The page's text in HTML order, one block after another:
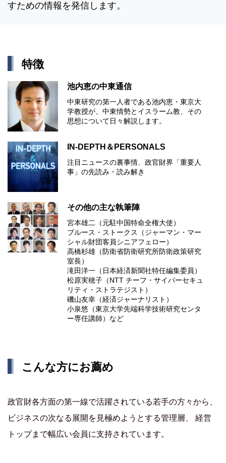
すための情報を発信します。
特徴
池内恵の中東通信
中東研究の第⼀⼈者である池内恵・東京⼤
学教授が、中東情勢とイスラーム教、その
思想について⽇々解説します。
IN-DEPTH＆PERSONALS
注目ニュースの裏事情、政官財界「重要人
事」の先読み・読み解き
その他の主な執筆陣
宮本雄二（元駐中国特命全権大使）
ブルース・ストークス（ジャーマン・マー
シャル財団客員シニアフェロー）
高橋杉雄（防衛省防衛研究所防衛政策研究
室長）
滝田洋一（日本経済新聞社特任編集委員）
松原実穂子（NTT チーフ・サイバーセキュ
リティ・ストラテジスト）
磯山友幸（経済ジャーナリスト）
小泉悠（東京大学先端科学技術研究センタ
ー専任講師）など
こんな方にお薦め
政官財各方面の第一線で活躍されている若手の方々から、
ビジネスの次なる展開を見極めようとする管理層、 経営
トップまで幅広い会員に支持されています。